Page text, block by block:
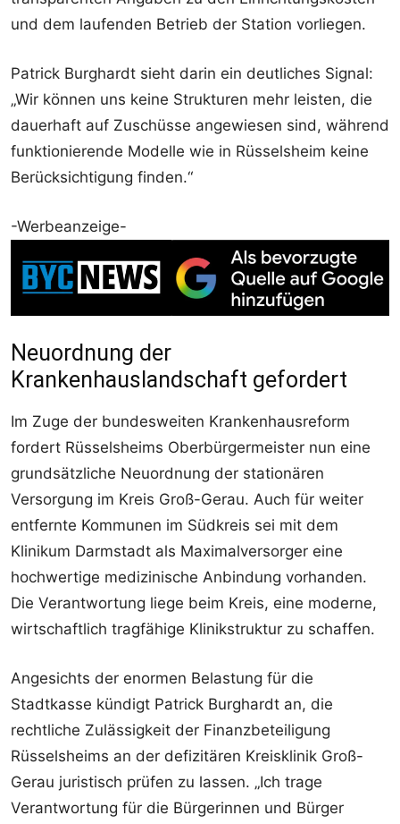
und dem laufenden Betrieb der Station vorliegen.
Patrick Burghardt sieht darin ein deutliches Signal:
„Wir können uns keine Strukturen mehr leisten, die
dauerhaft auf Zuschüsse angewiesen sind, während
funktionierende Modelle wie in Rüsselsheim keine
Berücksichtigung finden.“
-Werbeanzeige-
Neuordnung der
Krankenhauslandschaft gefordert
Im Zuge der bundesweiten Krankenhausreform
fordert Rüsselsheims Oberbürgermeister nun eine
grundsätzliche Neuordnung der stationären
Versorgung im Kreis Groß-Gerau. Auch für weiter
entfernte Kommunen im Südkreis sei mit dem
Klinikum Darmstadt als Maximalversorger eine
hochwertige medizinische Anbindung vorhanden.
Die Verantwortung liege beim Kreis, eine moderne,
wirtschaftlich tragfähige Klinikstruktur zu schaffen.
Angesichts der enormen Belastung für die
Stadtkasse kündigt Patrick Burghardt an, die
rechtliche Zulässigkeit der Finanzbeteiligung
Rüsselsheims an der defizitären Kreisklinik Groß-
Gerau juristisch prüfen zu lassen. „Ich trage
Verantwortung für die Bürgerinnen und Bürger